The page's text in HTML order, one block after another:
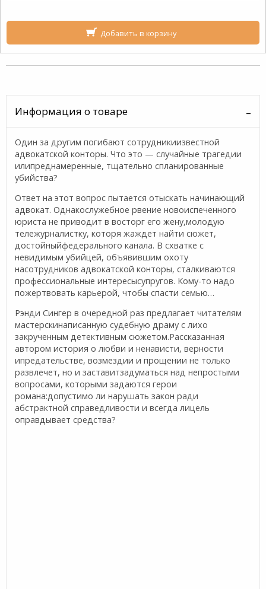
Добавить в корзину
Информация о товаре
Один за другим погибают сотрудникиизвестной
адвокатской конторы. Что это — случайные трагедии
илипреднамеренные, тщательно спланированные
убийства?
Ответ на этот вопрос пытается отыскать начинающий
адвокат. Однакослужебное рвение новоиспеченного
юриста не приводит в восторг его жену,молодую
тележурналистку, которя жаждет найти сюжет,
достойныйфедерального канала. В схватке с
невидимым убийцей, объявившим охоту
насотрудников адвокатской конторы, сталкиваются
профессиональные интересысупругов. Кому-то надо
пожертвовать карьерой, чтобы спасти семью…
Рэнди Сингер в очередной раз предлагает читателям
мастерскинаписанную судебную драму с лихо
закрученным детективным сюжетом.Рассказанная
автором история о любви и ненависти, верности
ипредательстве, возмездии и прощении не только
развлечет, но и заставитзадуматься над непростыми
вопросами, которыми задаются герои
романа:допустимо ли нарушать закон ради
абстрактной справедливости и всегда лицель
оправдывает средства?